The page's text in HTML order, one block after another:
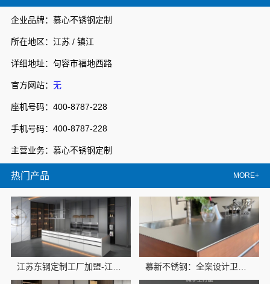
企业品牌：慕心不锈钢定制
所在地区：江苏 / 镇江
详细地址：句容市福地西路
官方网站： 无
座机号码：400-8787-228
手机号码：400-8787-228
主营业务：慕心不锈钢定制
热门产品 MORE+